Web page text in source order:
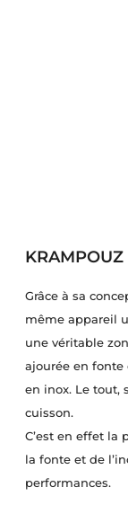
KRAMPOUZ
Grâce à sa
même appareil
une véritable
ajourée en fonte
en inox. Le tout,
cuisson.
C’est en effet la
la fonte et de
performances.